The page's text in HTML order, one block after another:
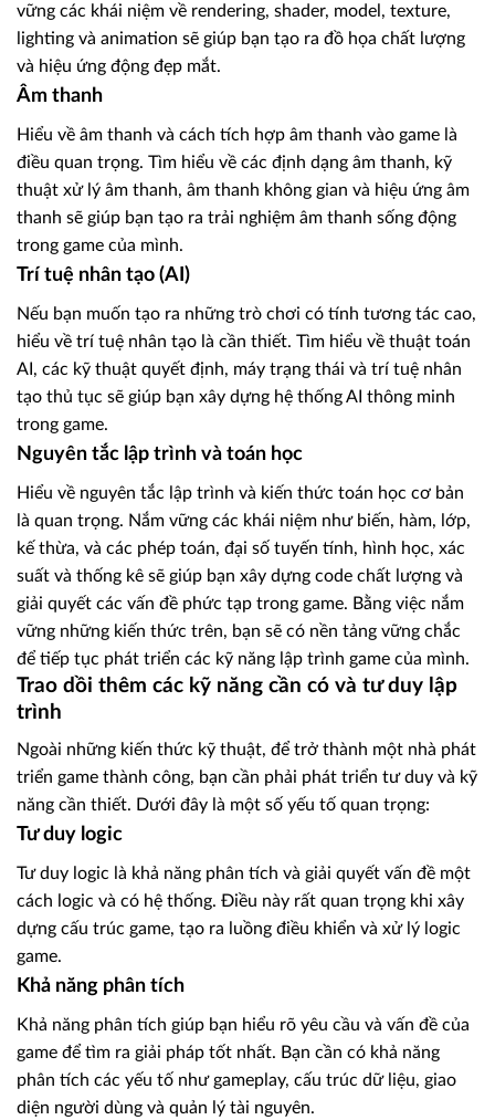
vững các khái niệm về rendering, shader, model, texture,
lighting và animation sẽ giúp bạn tạo ra đồ họa chất lượng
và hiệu ứng động đẹp mắt.
Âm thanh
Hiểu về âm thanh và cách tích hợp âm thanh vào game là
điều quan trọng. Tìm hiểu về các định dạng âm thanh, kỹ
thuật xử lý âm thanh, âm thanh không gian và hiệu ứng âm
thanh sẽ giúp bạn tạo ra trải nghiệm âm thanh sống động
trong game của mình.
Trí tuệ nhân tạo (AI)
Nếu bạn muốn tạo ra những trò chơi có tính tương tác cao,
hiểu về trí tuệ nhân tạo là cần thiết. Tìm hiểu về thuật toán
AI, các kỹ thuật quyết định, máy trạng thái và trí tuệ nhân
tạo thủ tục sẽ giúp bạn xây dựng hệ thống AI thông minh
trong game.
Nguyên tắc lập trình và toán học
Hiểu về nguyên tắc lập trình và kiến thức toán học cơ bản
là quan trọng. Nắm vững các khái niệm như biến, hàm, lớp,
kế thừa, và các phép toán, đại số tuyến tính, hình học, xác
suất và thống kê sẽ giúp bạn xây dựng code chất lượng và
giải quyết các vấn đề phức tạp trong game. Bằng việc nắm
vững những kiến thức trên, bạn sẽ có nền tảng vững chắc
để tiếp tục phát triển các kỹ năng lập trình game của mình.
Trao dồi thêm các kỹ năng cần có và tư duy lập
trình
Ngoài những kiến thức kỹ thuật, để trở thành một nhà phát
triển game thành công, bạn cần phải phát triển tư duy và kỹ
năng cần thiết. Dưới đây là một số yếu tố quan trọng:
Tư duy logic
Tư duy logic là khả năng phân tích và giải quyết vấn đề một
cách logic và có hệ thống. Điều này rất quan trọng khi xây
dựng cấu trúc game, tạo ra luồng điều khiển và xử lý logic
game.
Khả năng phân tích
Khả năng phân tích giúp bạn hiểu rõ yêu cầu và vấn đề của
game để tìm ra giải pháp tốt nhất. Bạn cần có khả năng
phân tích các yếu tố như gameplay, cấu trúc dữ liệu, giao
diện người dùng và quản lý tài nguyên.